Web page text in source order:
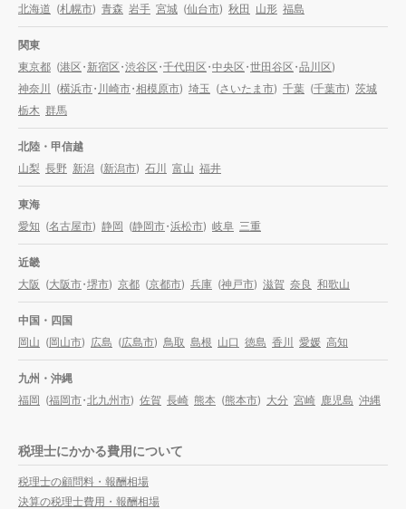
北海道 (札幌市) 青森 岩手 宮城 (仙台市) 秋田 山形 福島
関東
東京都 (港区・新宿区・渋谷区・千代田区・中央区・世田谷区・品川区)
神奈川
(横浜市・ 川崎市・相模原市) 埼玉 (さいたま市) 千葉 (千葉市) 茨城
栃木 群馬
北陸・甲信越
山梨 長野 新潟 (新潟市) 石川 富山 福井
東海
愛知 (名古屋市) 静岡 (静岡市・浜松市) 岐阜 三重
近畿
大阪 (大阪市・堺市) 京都 (京都市) 兵庫 (神戸市) 滋賀 奈良 和歌山
中国・四国
岡山 (岡山市) 広島 (広島市) 鳥取 島根 山口 徳島 香川 愛媛 高知
九州・沖縄
福岡 (福岡市・北九州市) 佐賀 長崎 熊本 (熊本市) 大分 宮崎 鹿児島 沖縄
税理士にかかる費用について
税理士の顧問料・報酬相場
決算の税理士費用・報酬相場